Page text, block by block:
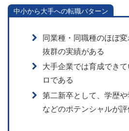
中小から大手への転職パターン
同業種・同職種のほぼ
抜群の実績がある
大手企業では育成でき
ロである
第二新卒として、学歴
などのポテンシャルが